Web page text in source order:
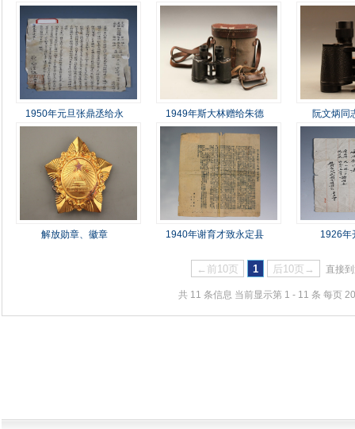
1950年元旦张鼎丞给永 1949年斯大林赠给朱德 阮文炳同
解放勋章、徽章 1940年谢育才致永定县 1926年
←前10页 1 后10页→ 直接
共 11 条信息 当前显示第 1 - 11 条 每页